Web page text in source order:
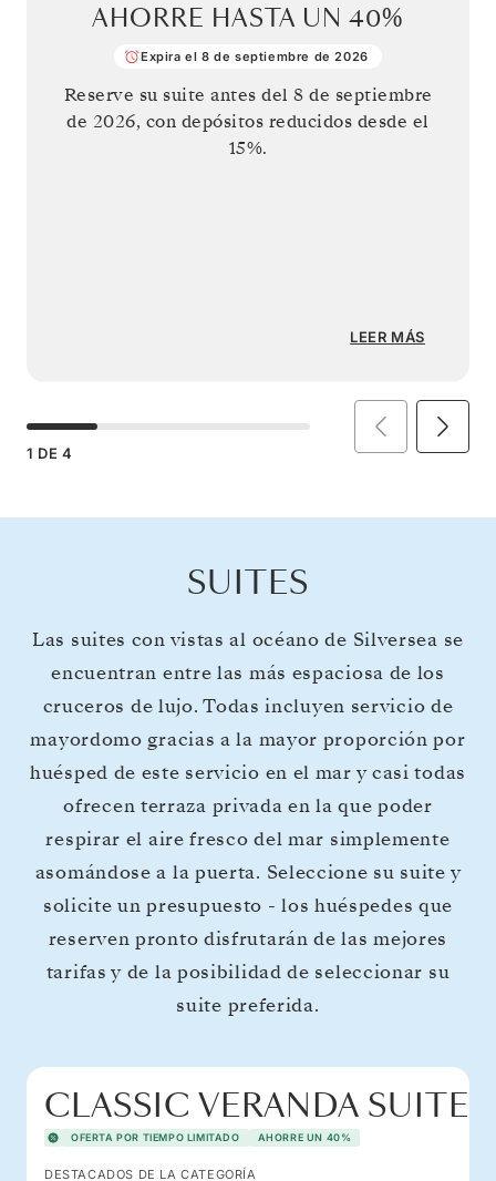
AHORRE HASTA UN 40%
Expira el 8 de septiembre de 2026
Reserve su suite antes del 8 de septiembre
de 2026, con depósitos reducidos desde el
15%.
LEER MÁS
1 DE 4
SUITES
Las suites con vistas al océano de Silversea se
encuentran entre las más espaciosa de los
cruceros de lujo. Todas incluyen servicio de
mayordomo gracias a la mayor proporción por
huésped de este servicio en el mar y casi todas
ofrecen terraza privada en la que poder
respirar el aire fresco del mar simplemente
asomándose a la puerta. Seleccione su suite y
solicite un presupuesto - los huéspedes que
reserven pronto disfrutarán de las mejores
tarifas y de la posibilidad de seleccionar su
suite preferida.
CLASSIC VERANDA SUITE
OFERTA POR TIEMPO LIMITADO AHORRE UN 40%
DESTACADOS DE LA CATEGORÍA